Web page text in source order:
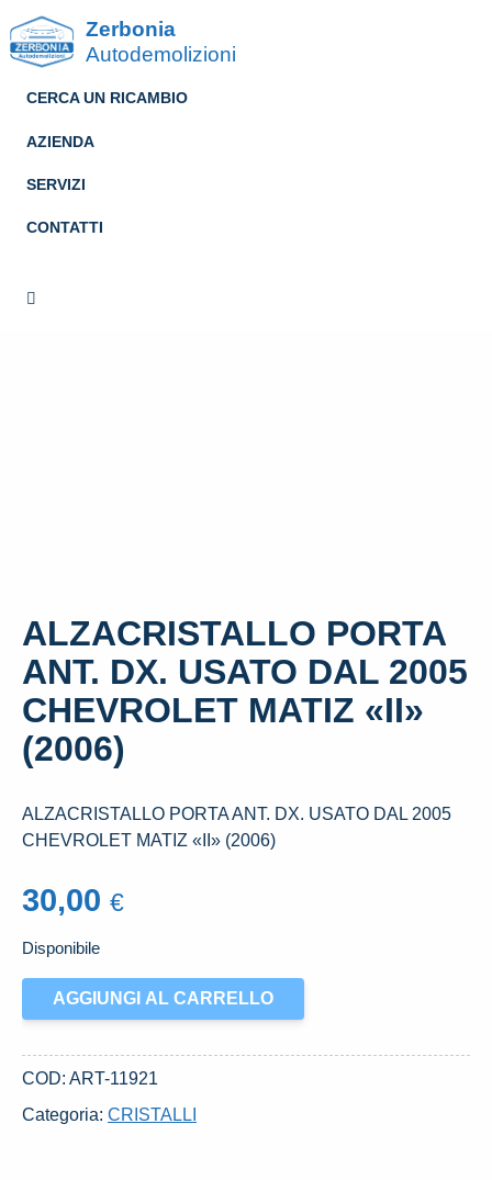
Zerbonia
Autodemolizioni
CERCA UN RICAMBIO
AZIENDA
SERVIZI
CONTATTI
ALZACRISTALLO PORTA
ANT. DX. USATO DAL 2005
CHEVROLET MATIZ «II»
(2006)
ALZACRISTALLO PORTA ANT. DX. USATO DAL 2005
CHEVROLET MATIZ «II» (2006)
30,00 €
Disponibile
ALZACRISTALLO
PORTA
DX.
AGGIUNGI AL CARRELLO
COD: ART-11921
Categoria: CRISTALLI